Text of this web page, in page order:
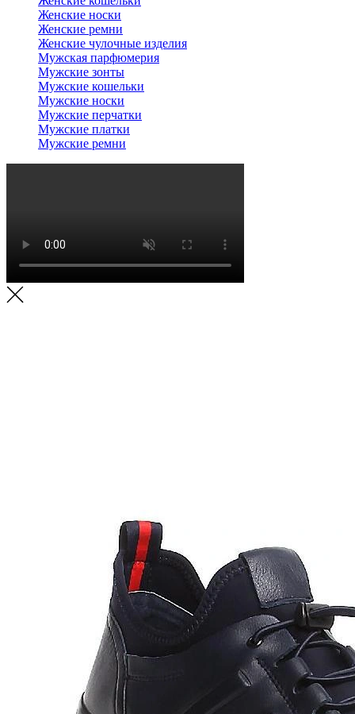
Женские носки
Женские ремни
Женские чулочные изделия
Мужская парфюмерия
Мужские зонты
Мужские кошельки
Мужские носки
Мужские перчатки
Мужские платки
Мужские ремни